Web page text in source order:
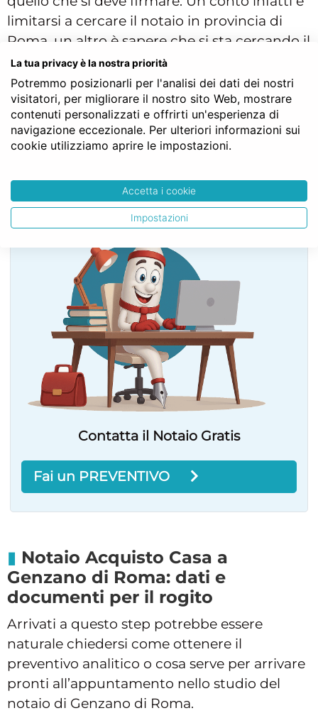
limitarsi a cercare il notaio in provincia di
Roma, un altro è sapere che si sta cercando il
Notaio Acquisto Casa a Genzano per un
rogito. Nel secondo tipo di richiesta vengono
fornite tre informazioni importanti in più
potenzialmente utili per il preventivo:
Comune, settore e tipo di atto.
SERVE LA CONSULENZA DEL NOTAIO?
Contatta il Notaio Gratis
Fai un PREVENTIVO
Notaio Acquisto Casa a
Genzano di Roma: dati e
documenti per il rogito
Arrivati a questo step potrebbe essere
naturale chiedersi come ottenere il
preventivo analitico o cosa serve per arrivare
pronti all’appuntamento nello studio del
notaio di Genzano di Roma.
La tua privacy è la nostra priorità
Potremmo posizionarli per l'analisi dei dati dei nostri
visitatori, per migliorare il nostro sito Web, mostrare
contenuti personalizzati e offrirti un'esperienza di
navigazione eccezionale. Per ulteriori informazioni sui
cookie utilizziamo aprire le impostazioni.
Accetta i cookie
Impostazioni